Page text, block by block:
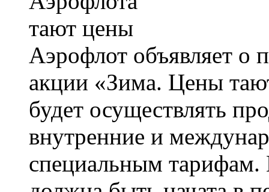
Аэрофлот объявляет о
акции «Зима. Цены
будет осуществлять
внутренние и
специальным тарифам.